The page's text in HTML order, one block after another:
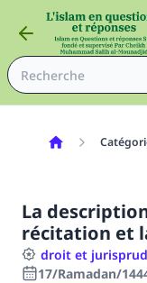
La
récitation et
droit et
17/Ramadan/